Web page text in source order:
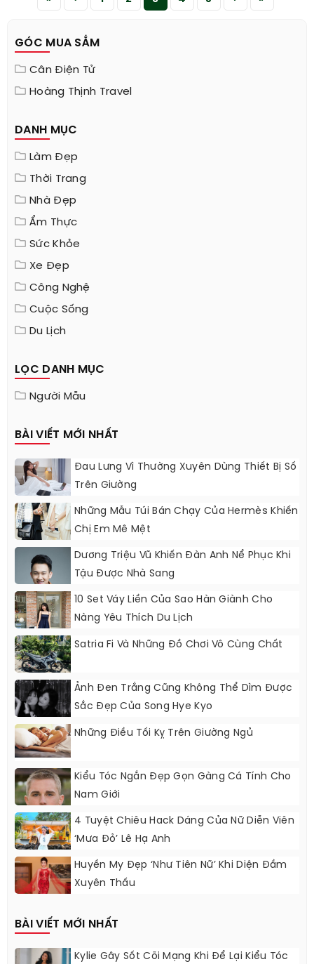
GÓC MUA SẮM
Cân Điện Tử
Hoàng Thịnh Travel
DANH MỤC
Làm Đẹp
Thời Trang
Nhà Đẹp
Ẩm Thực
Sức Khỏe
Xe Đẹp
Công Nghệ
Cuộc Sống
Du Lịch
LỌC DANH MỤC
Người Mẫu
BÀI VIẾT MỚI NHẤT
Đau Lưng Vì Thường Xuyên Dùng Thiết Bị Số
Trên Giường
Những Mẫu Túi Bán Chạy Của Hermès Khiến
Chị Em Mê Mệt
Dương Triệu Vũ Khiến Đàn Anh Nể Phục Khi
Tậu Được Nhà Sang
10 Set Váy Liền Của Sao Hàn Giành Cho
Nàng Yêu Thích Du Lịch
Satria Fi Và Những Đồ Chơi Vô Cùng Chất
Ảnh Đen Trắng Cũng Không Thể Dìm Được
Sắc Đẹp Của Song Hye Kyo
Những Điều Tối Kỵ Trên Giường Ngủ
Kiểu Tóc Ngắn Đẹp Gọn Gàng Cá Tính Cho
Nam Giới
4 Tuyệt Chiêu Hack Dáng Của Nữ Diễn Viên
‘Mưa Đỏ’ Lê Hạ Anh
Huyền My Đẹp ‘như Tiên Nữ’ Khi Diện Đầm
Xuyên Thấu
BÀI VIẾT MỚI NHẤT
Kylie Gây Sốt Cõi Mạng Khi Để Lại Kiểu Tóc